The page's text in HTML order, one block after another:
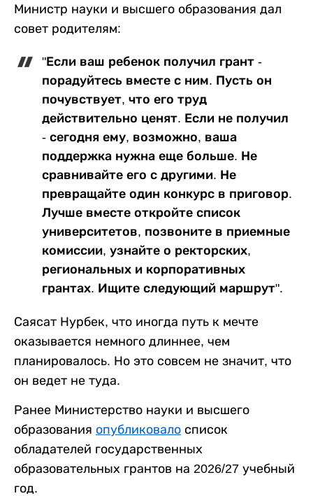
Министр науки и высшего образования дал
совет родителям:
"Если ваш ребенок получил грант -
порадуйтесь вместе с ним. Пусть он
почувствует, что его труд
действительно ценят. Если не получил
- сегодня ему, возможно, ваша
поддержка нужна еще больше. Не
сравнивайте его с другими. Не
превращайте один конкурс в приговор.
Лучше вместе откройте список
университетов, позвоните в приемные
комиссии, узнайте о ректорских,
региональных и корпоративных
грантах. Ищите следующий маршрут".
Саясат Нурбек, что иногда путь к мечте
оказывается немного длиннее, чем
планировалось. Но это совсем не значит, что
он ведет не туда.
Ранее Министерство науки и высшего
образования опубликовало список
обладателей государственных
образовательных грантов на 2026/27 учебный
год.